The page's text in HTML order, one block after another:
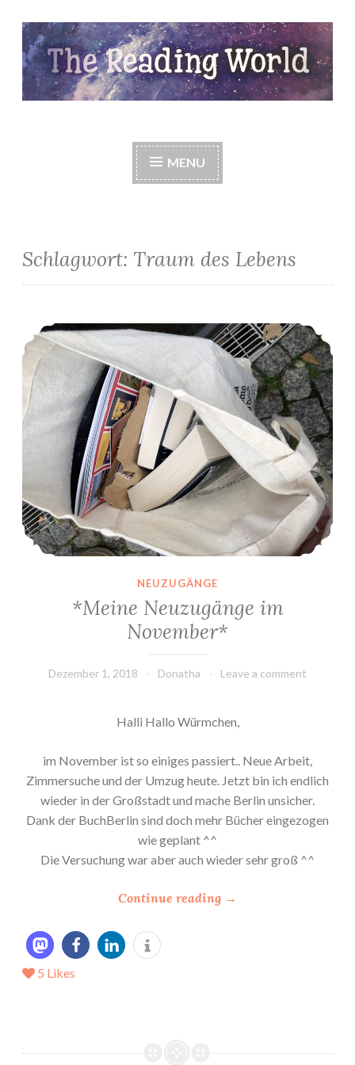
Skip
to
content
The Reading World
MENU
Schlagwort: Traum des Lebens
*Meine Neuzugänge im November*
NEUZUGÄNGE
*Meine Neuzugänge im
November*
Dezember 1, 2018 Donatha Leave a comment
Halli Hallo Würmchen,
im November ist so einiges passiert.. Neue Arbeit,
Zimmersuche und der Umzug heute. Jetzt bin ich endlich
wieder in der Großstadt und mache Berlin unsicher.
Dank der BuchBerlin sind doch mehr Bücher eingezogen
wie geplant ^^
Die Versuchung war aber auch wieder sehr groß ^^
Continue reading “
e
→
5 Likes